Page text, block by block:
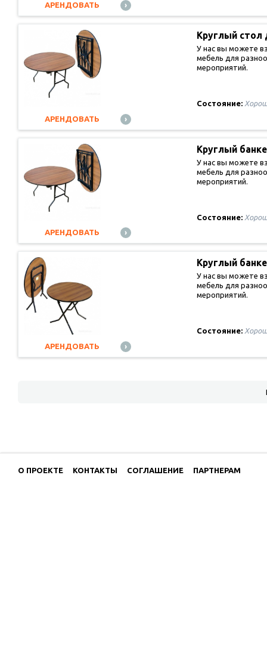
АРЕНДОВАТЬ
Круглый
У нас вы можете
мебель для
мероприятий.
Состояние:
АРЕНДОВАТЬ
Круглый
У нас вы можете
мебель для
мероприятий.
Состояние:
АРЕНДОВАТЬ
Круглый
У нас вы можете
мебель для
мероприятий.
Состояние:
АРЕНДОВАТЬ
О ПРОЕКТЕ КОНТАКТЫ СОГЛАШЕНИЕ ПАРТНЕРАМ